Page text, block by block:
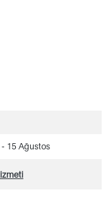
15 Ağustos